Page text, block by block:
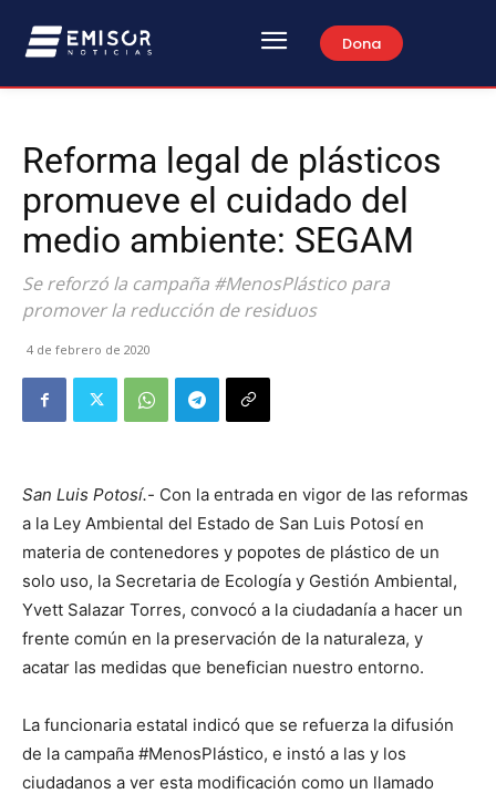
Dona
Reforma legal de plásticos
promueve el cuidado del
medio ambiente: SEGAM
Se reforzó la campaña #MenosPlástico para
promover la reducción de residuos
4 de febrero de 2020
San Luis Potosí.- Con la entrada en vigor de las reformas
a la Ley Ambiental del Estado de San Luis Potosí en
materia de contenedores y popotes de plástico de un
solo uso, la Secretaria de Ecología y Gestión Ambiental,
Yvett Salazar Torres, convocó a la ciudadanía a hacer un
frente común en la preservación de la naturaleza, y
acatar las medidas que benefician nuestro entorno.
La funcionaria estatal indicó que se refuerza la difusión
de la campaña #MenosPlástico, e instó a las y los
ciudadanos a ver esta modificación como un llamado